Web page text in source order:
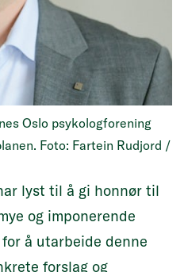
Oslo psykologforening
Foto: Fartein Rudjord /
lyst til å gi honnør til
og imponerende
å utarbeide denne
forslag og